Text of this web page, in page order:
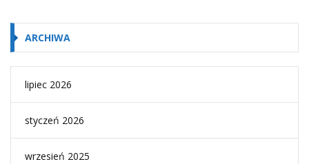
ARCHIWA
lipiec 2026
styczeń 2026
wrzesień 2025